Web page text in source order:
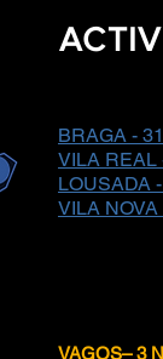
BRAGA -
VILA REAL
LOUSADA
VILA
VAGOS– 3